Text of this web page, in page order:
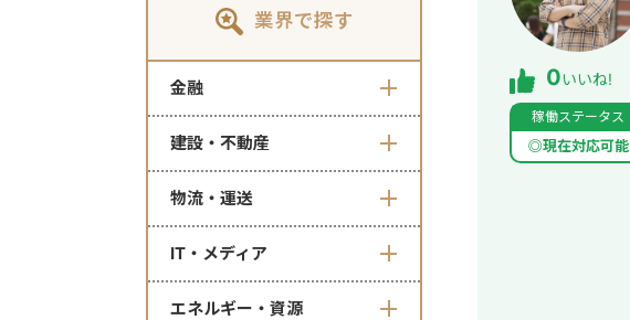
業界で探す
金融
建設・不動産
物流・運送
IT・メディア
エネルギー・資源
0いいね!
稼働ステータス
◎現在対応可能